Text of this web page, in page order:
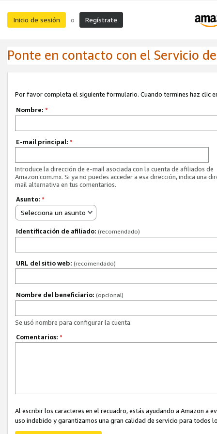
Inicio de sesión o Regístrate
Ponte en contacto con el Servicio
Por favor completa el siguiente formulario. Cuando termines haz clic
Nombre: *
E-mail principal: *
Introduce la dirección de e-mail asociada con la cuenta de afiliados de
Amazon.com.mx. Si ya no puedes acceder a esa dirección, indica una
mail alternativa en tus comentarios.
Asunto: *
Selecciona un asunto
Identificación de afiliado: (recomendado)
URL del sitio web: (recomendado)
Nombre del beneficiario: (opcional)
Se usó nombre para configurar la cuenta.
Comentarios: *
Al escribir los caracteres en el recuadro, estás ayudando a Amazon
uso indebido y garantizamos una gran calidad de servicio para todos